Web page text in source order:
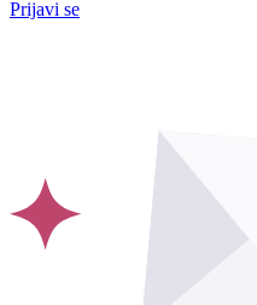
Prijavi se